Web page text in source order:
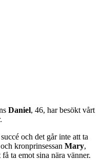
Daniel, 46, har besökt vårt
och det går inte att ta
kronprinsessan Mary,
ta emot sina nära vänner.